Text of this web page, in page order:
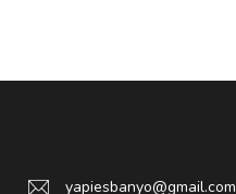
yapiesbanyo@gmail.com